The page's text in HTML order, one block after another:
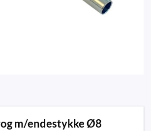
m/endestykke Ø8